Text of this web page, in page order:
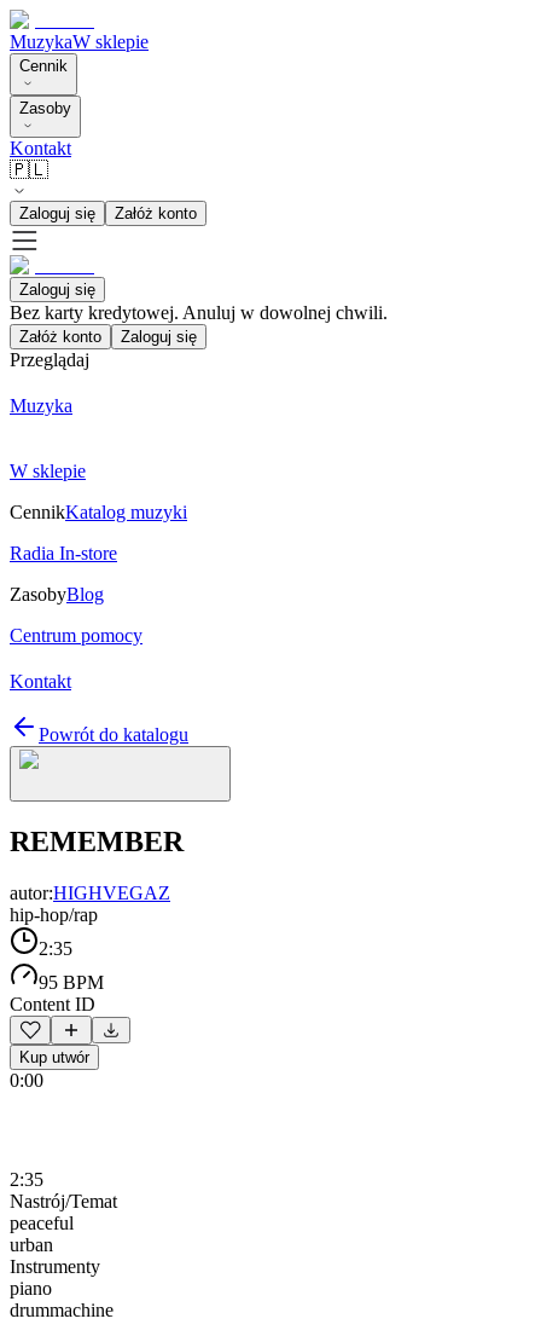
MuzykaW sklepie
Cennik
Zasoby
Kontakt
🇵🇱
Zaloguj się Załóż konto
Zaloguj się
Bez karty kredytowej. Anuluj w dowolnej chwili.
Załóż konto Zaloguj się
Przeglądaj
Muzyka
W sklepie
CennikKatalog muzyki
Radia In-store
ZasobyBlog
Centrum pomocy
Kontakt
Powrót do katalogu
REMEMBER
autor:HIGHVEGAZ
hip-hop/rap
2:35
95 BPM
Content ID
Kup utwór
0:00
2:35
Nastrój/Temat
peaceful
urban
Instrumenty
piano
drummachine